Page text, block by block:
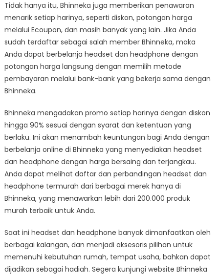
Tidak hanya itu, Bhinneka juga memberikan penawaran
menarik setiap harinya, seperti diskon, potongan harga
melalui Ecoupon, dan masih banyak yang lain. Jika Anda
sudah terdaftar sebagai salah member Bhinneka, maka
Anda dapat berbelanja headset dan headphone dengan
potongan harga langsung dengan memilih metode
pembayaran melalui bank-bank yang bekerja sama dengan
Bhinneka.
Bhinneka mengadakan promo setiap harinya dengan diskon
hingga 90% sesuai dengan syarat dan ketentuan yang
berlaku. Ini akan menambah keuntungan bagi Anda dengan
berbelanja online di Bhinneka yang menyediakan headset
dan headphone dengan harga bersaing dan terjangkau.
Anda dapat melihat daftar dan perbandingan headset dan
headphone termurah dari berbagai merek hanya di
Bhinneka, yang menawarkan lebih dari 200.000 produk
murah terbaik untuk Anda.
Saat ini headset dan headphone banyak dimanfaatkan oleh
berbagai kalangan, dan menjadi aksesoris pilihan untuk
memenuhi kebutuhan rumah, tempat usaha, bahkan dapat
dijadikan sebagai hadiah. Segera kunjungi website Bhinneka